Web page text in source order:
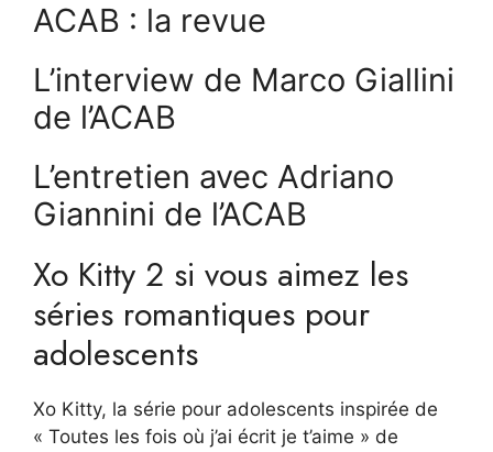
ACAB : la revue
L’interview de Marco Giallini
de l’ACAB
L’entretien avec Adriano
Giannini de l’ACAB
Xo Kitty 2 si vous aimez les
séries romantiques pour
adolescents
Xo Kitty, la série pour adolescents inspirée de
« Toutes les fois où j’ai écrit je t’aime » de